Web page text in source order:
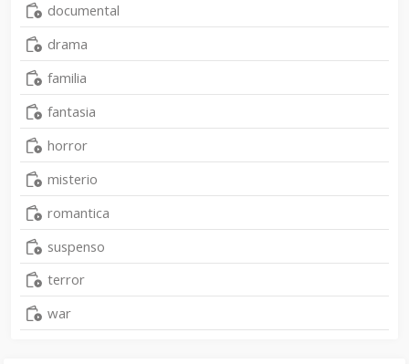
documental
drama
familia
fantasia
horror
misterio
romantica
suspenso
terror
war